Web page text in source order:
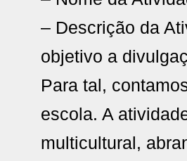
– Descrição da
objetivo a
Para tal,
escola. A
multicultural,